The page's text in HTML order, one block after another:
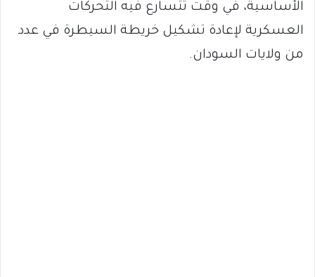
الأساسية، في وقت تتسارع فيه التحركات
العسكرية لإعادة تشكيل خريطة السيطرة في عدد
من ولايات السودان.